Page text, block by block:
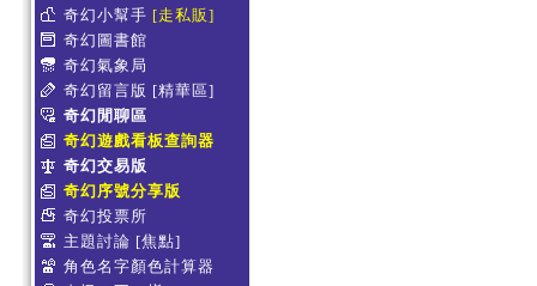
奇幻小幫手 [走私販]
奇幻圖書館
奇幻氣象局
奇幻留言版 [精華區]
奇幻閒聊區
奇幻遊戲看板查詢器
奇幻交易版
奇幻序號分享版
奇幻投票所
主題討論 [焦點]
角色名字顏色計算器